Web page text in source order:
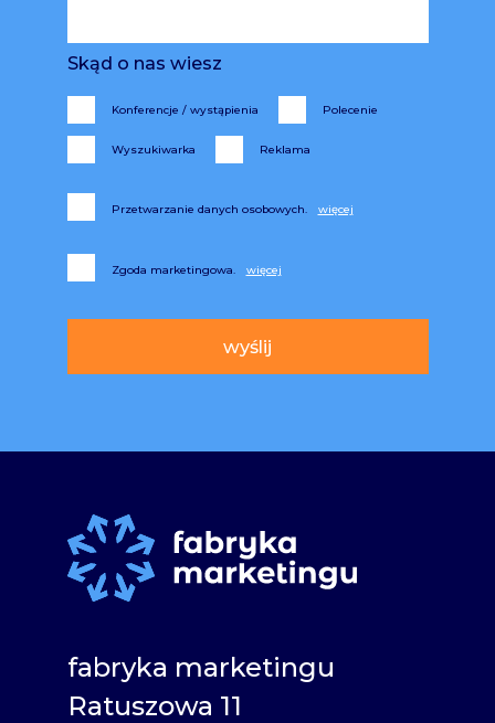
Skąd o nas wiesz
Konferencje / wystąpienia Polecenie
Wyszukiwarka Reklama
Przetwarzanie danych osobowych.
Zgoda marketingowa.
fabryka marketingu
Ratuszowa 11